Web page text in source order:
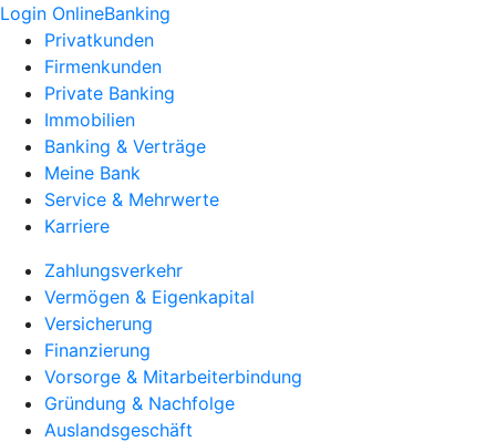
Login OnlineBanking
Privatkunden
Firmenkunden
Private Banking
Immobilien
Banking & Verträge
Meine Bank
Service & Mehrwerte
Karriere
Zahlungsverkehr
Vermögen & Eigenkapital
Versicherung
Finanzierung
Vorsorge & Mitarbeiterbindung
Gründung & Nachfolge
Auslandsgeschäft